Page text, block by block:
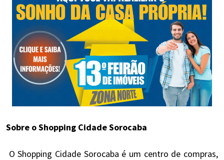
Sobre o Shopping Cidade Sorocaba
O Shopping Cidade Sorocaba é um centro de compras,